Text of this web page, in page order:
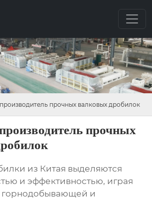
прочных валковых дробилок
прочных
из Китая выделяются
и эффективностью, играя
горнодобывающей и